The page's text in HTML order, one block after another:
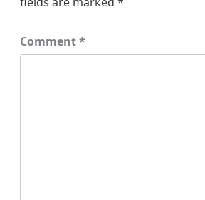
Comment*